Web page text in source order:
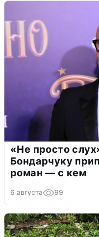
«Не просто
Бондарчуку
роман — с кем
6 августа 99